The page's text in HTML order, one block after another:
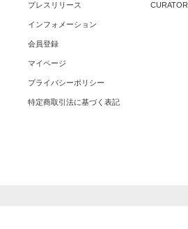
プレスリリース
インフォメーション
会員登録
マイページ
プライバシーポリシー
特定商取引法に基づく表記
CURATOR